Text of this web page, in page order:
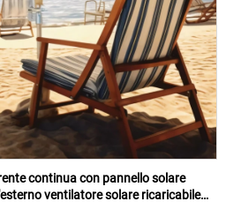
continua con pannello solare
ventilatore solare ricaricabile